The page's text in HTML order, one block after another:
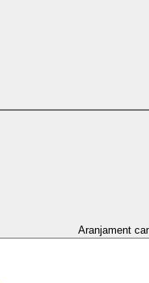
Aranjament